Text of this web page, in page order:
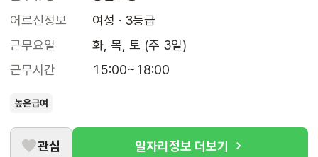
어르신정보
여성 · 3등급
근무요일
화, 목, 토 (주 3일)
근무시간
15:00~18:00
높은급여
관심 일자리정보 더보기